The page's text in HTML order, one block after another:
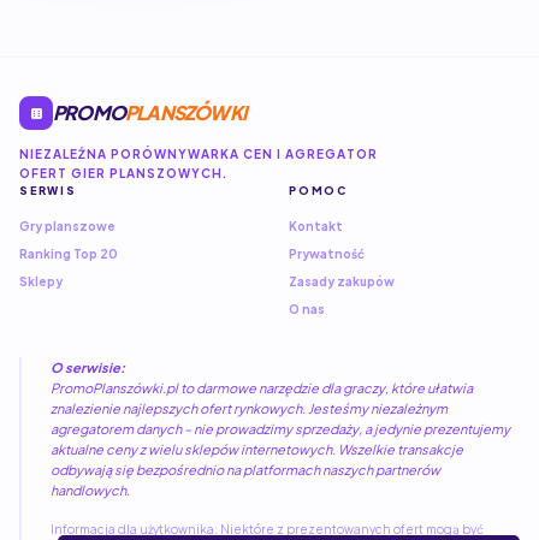
PROMOPLANSZÓWKI
NIEZALEŻNA PORÓWNYWARKA CEN I AGREGATOR
OFERT GIER PLANSZOWYCH.
SERWIS
Gry planszowe
Ranking Top 20
Sklepy
POMOC
Kontakt
Prywatność
Zasady zakupów
O nas
O serwisie:
PromoPlanszówki.pl to darmowe narzędzie dla graczy, które ułatwia
znalezienie najlepszych ofert rynkowych. Jesteśmy niezależnym
agregatorem danych – nie prowadzimy sprzedaży, a jedynie prezentujemy
aktualne ceny z wielu sklepów internetowych. Wszelkie transakcje
odbywają się bezpośrednio na platformach naszych partnerów
handlowych.
Informacja dla użytkownika: Niektóre z prezentowanych ofert mogą być